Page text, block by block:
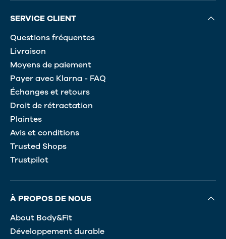
SERVICE CLIENT
Questions fréquentes
Livraison
Moyens de paiement
Payer avec Klarna - FAQ
Échanges et retours
Droit de rétractation
Plaintes
Avis et conditions
Trusted Shops
Trustpilot
À PROPOS DE NOUS
About Body&Fit
Développement durable